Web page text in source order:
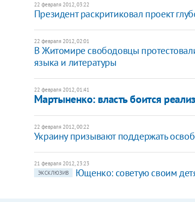
22 февраля 2012, 03:22
Президент раскритиковал проект
22 февраля 2012, 02:01
В Житомире свободовцы
языка и литературы
22 февраля 2012, 01:41
Мартыненко: власть боится
22 февраля 2012, 00:22
Украину призывают поддержать
21 февраля 2012, 23:23
ЭКСКЛЮЗИВ
Ющенко: советую своим